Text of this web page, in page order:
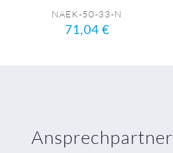
NAEK-50-33-N
71,04 €
Ansprechpartner